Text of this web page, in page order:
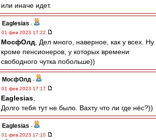
или иначе идет.
Eaglesias -
01 фев 2023 17:22
МосфОлд , Дел много, наверное, как у всех. Ну
кроме пенсионеров, у которых времени
свободного чутка побольше))
МосфОлд -
01 фев 2023 17:17
Eaglesias
Долго тебя тут не было. Вахту что ли где нёс?))
Eaglesias -
01 фев 2023 17:10